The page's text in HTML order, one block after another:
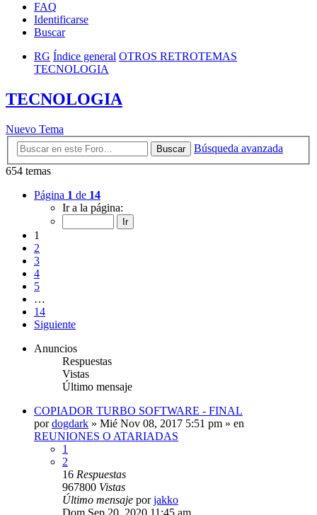
FAQ
Identificarse
Buscar
RG Índice general OTROS RETROTEMAS
TECNOLOGIA
TECNOLOGIA
Nuevo Tema
Buscar
Búsqueda avanzada
654 temas
Página 1 de 14
Ir a la página:
1
2
3
4
5
…
14
Siguiente
Anuncios
Respuestas
Vistas
Último mensaje
COPIADOR TURBO SOFTWARE - FINAL
pordogdark » Mié Nov 08, 2017 5:51 pm » en
REUNIONES O ATARIADAS
1
2
16 Respuestas
967800 Vistas
Último mensaje porjakko
Dom Sep 20, 2020 11:45 am